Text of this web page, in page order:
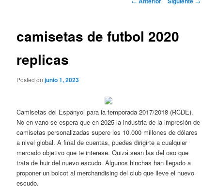
camisetas de futbol 2020
replicas
Posted onjunio 1, 2023
Camisetas del Espanyol para la temporada 2017/2018 (RCDE).
No en vano se espera que en 2025 la industria de la impresión de
camisetas personalizadas supere los 10.000 millones de dólares
a nivel global. A final de cuentas, puedes dirigirte a cualquier
mercado objetivo que te interese. Quizá sean las del oso que
trata de huir del nuevo escudo. Algunos hinchas han llegado a
proponer un boicot al merchandising del club que lleve el nuevo
escudo.